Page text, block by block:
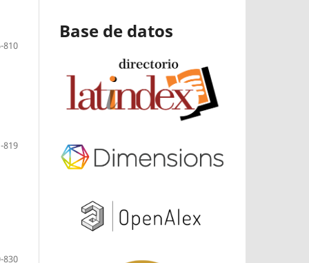
810
819
830
Base de datos